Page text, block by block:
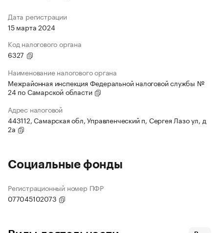
Дата регистрации
15 марта 2024
Код налогового органа
6327
Наименование налогового органа
Межрайонная инспекция Федеральной налоговой службы №
24 по Самарской области
Адрес налоговой
443112, Самарская обл, Управленческий п, Сергея Лазо ул, д
2а
Социальные фонды
Регистрационный номер ПФР
077045102073